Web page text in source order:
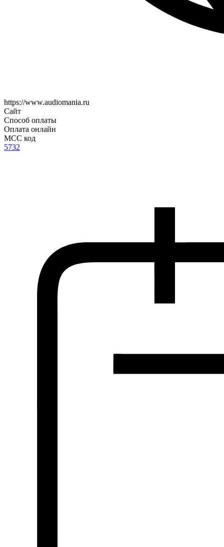
https://www.audiomania.ru
Сайт
Способ оплаты
Оплата онлайн
MCC код
5732